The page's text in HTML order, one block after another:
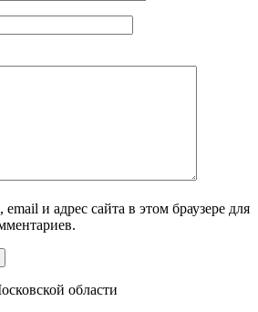
и адрес сайта в этом браузере для
области